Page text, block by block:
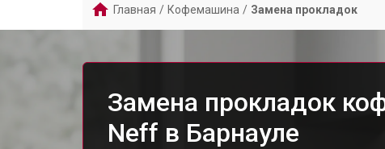
Главная / Кофемашина / Замена прокладок
Замена прокладок
Neff в Барнауле